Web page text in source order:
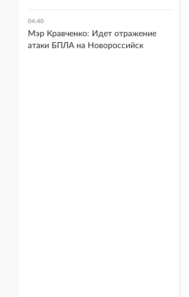
04:40
Мэр Кравченко: Идет отражение
атаки БПЛА на Новороссийск